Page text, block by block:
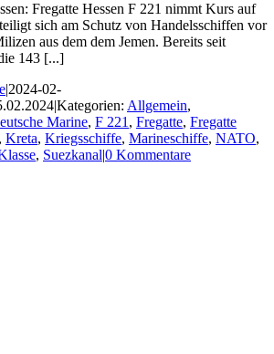
Fregatte Hessen F 221 nimmt Kurs auf
sich am Schutz von Handelsschiffen vor
aus dem dem Jemen. Bereits seit
143 [...]
|2024-02-
|Kategorien: Allgemein,
Marine, F 221 , Fregatte, Fregatte
, Kreta, Kriegsschiffe, Marineschiffe, NATO,
, Suezkanal|0 Kommentare